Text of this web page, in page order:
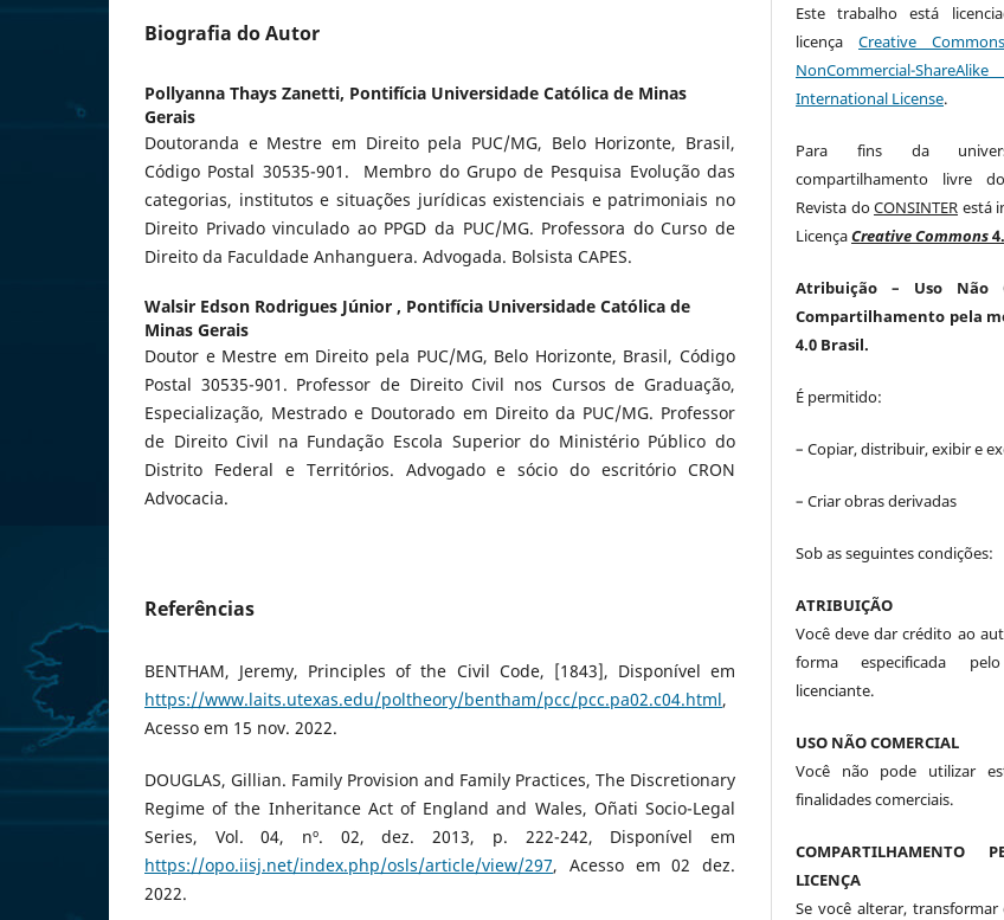
Biografia do Autor
Pollyanna Thays Zanetti, Pontifícia Universidade Católica de Minas
Gerais
Doutoranda e Mestre em Direito pela PUC/MG, Belo Horizonte, Brasil,
Código Postal 30535-901. Membro do Grupo de Pesquisa Evolução das
categorias, institutos e situações jurídicas existenciais e patrimoniais no
Direito Privado vinculado ao PPGD da PUC/MG. Professora do Curso de
Direito da Faculdade Anhanguera. Advogada. Bolsista CAPES.
Walsir Edson Rodrigues Júnior , Pontifícia Universidade Católica de
Minas Gerais
Doutor e Mestre em Direito pela PUC/MG, Belo Horizonte, Brasil, Código
Postal 30535-901. Professor de Direito Civil nos Cursos de Graduação,
Especialização, Mestrado e Doutorado em Direito da PUC/MG. Professor
de Direito Civil na Fundação Escola Superior do Ministério Público do
Distrito Federal e Territórios. Advogado e sócio do escritório CRON
Advocacia.
Referências
BENTHAM, Jeremy, Principles of the Civil Code, [1843], Disponível em
https://www.laits.utexas.edu/poltheory/bentham/pcc/pcc.pa02.c04.html,
Acesso em 15 nov. 2022.
DOUGLAS, Gillian. Family Provision and Family Practices, The Discretionary
Regime of the Inheritance Act of England and Wales, Oñati Socio-Legal
Series, Vol. 04, nº. 02, dez. 2013, p. 222-242, Disponível em
https://opo.iisj.net/index.php/osls/article/view/297, Acesso em 02 dez.
2022.
Este trabalho está
licençaCreative
NonCommercial-
International License.
Para fins da
compartilhamento livre
Revista doCONSINTER está
LicençaCreative Commons
Atribuição– Uso Não
Compartilhamento pela
4.0 Brasil.
É permitido:
– Copiar, distribuir, exibir e
– Criar obras derivadas
Sob as seguintes condições:
ATRIBUIÇÃO
Você deve dar crédito ao
forma especificada
licenciante.
USO NÃO COMERCIAL
Você não pode utilizar
finalidades comerciais.
COMPARTILHAMENTO
LICENÇA
Se você alterar,